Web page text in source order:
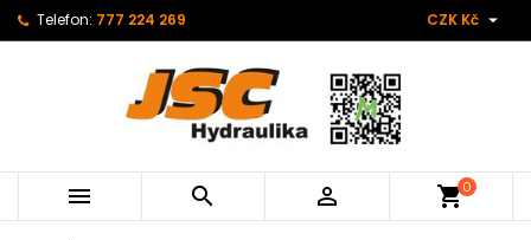
Telefon: 777 224 269 CZK Kč 
   shopping_cart0